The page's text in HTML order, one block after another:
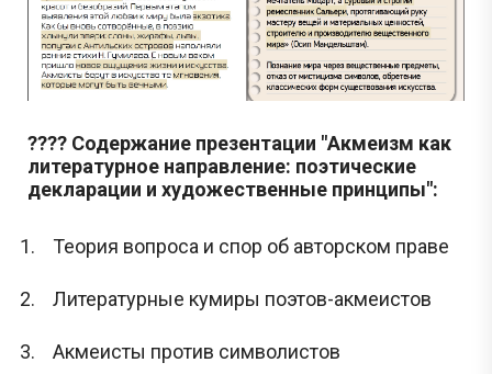
???? Содержание презентации "Акмеизм как
литературное направление: поэтические
декларации и художественные принципы":
Теория вопроса и спор об авторском праве
Литературные кумиры поэтов-акмеистов
Акмеисты против символистов